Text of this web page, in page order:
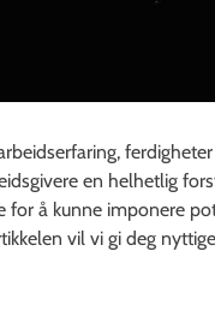
en helhetlig
for å kunne imponere
vil vi gi deg